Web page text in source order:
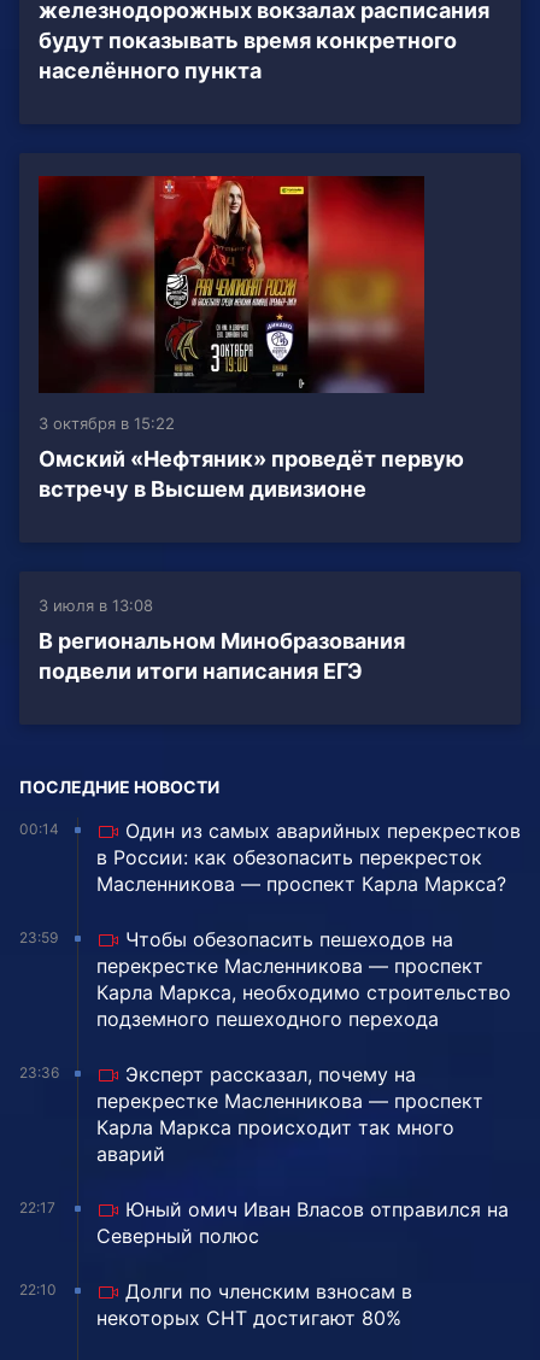
железнодорожных вокзалах расписания
будут показывать время конкретного
населённого пункта
3 октября в 15:22
Омский «Нефтяник» проведёт первую
встречу в Высшем дивизионе
3 июля в 13:08
В региональном Минобразования
подвели итоги написания ЕГЭ
ПОСЛЕДНИЕ НОВОСТИ
00:14
Один из самых аварийных перекрестков
в России: как обезопасить перекресток
Масленникова — проспект Карла Маркса?
23:59
Чтобы обезопасить пешеходов на
перекрестке Масленникова — проспект
Карла Маркса, необходимо строительство
подземного пешеходного перехода
23:36
Эксперт рассказал, почему на
перекрестке Масленникова — проспект
Карла Маркса происходит так много
аварий
22:17
Юный омич Иван Власов отправился на
Северный полюс
22:10
Долги по членским взносам в
некоторых СНТ достигают 80%